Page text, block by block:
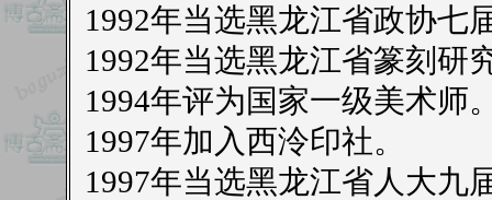
1992年当选黑龙江省政协七
1992年当选黑龙江省篆刻研
1994年评为国家一级美术师
1997年加入西泠印社。
1997年当选黑龙江省人大九